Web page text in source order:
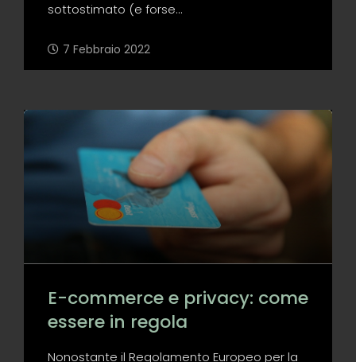
sottostimato (e forse...
7 Febbraio 2022
E-commerce e privacy: come
essere in regola
Nonostante il Regolamento Europeo per la